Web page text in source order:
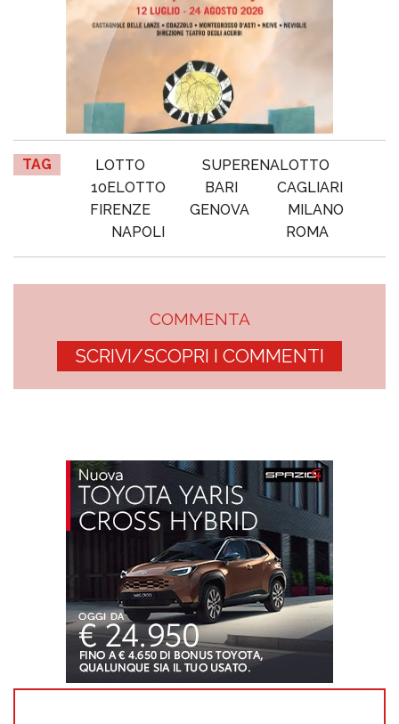
TAG LOTTO
SUPERENALOTTO
10ELOTTO
BARI
CAGLIARI
FIRENZE
GENOVA
MILANO
NAPOLI
ROMA
COMMENTA
SCRIVI/SCOPRI I COMMENTI